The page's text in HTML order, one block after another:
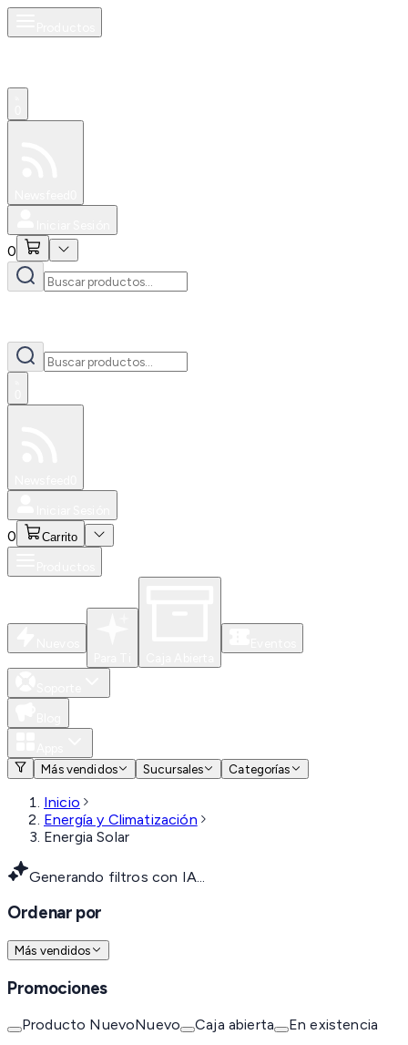
0
0 Carrito
Más vendidos
Sucursales Categorías
Inicio
Energía y Climatización
Energia Solar
Generando filtros con IA...
Ordenar por
Más vendidos
Promociones
Producto NuevoNuevo Caja abierta En existencia